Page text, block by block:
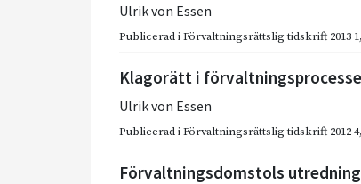
Ulrik von Essen
Publicerad iFörvaltningsrättslig tidskrift 2013 1,
Klagorätt i
Ulrik von Essen
Publicerad iFörvaltningsrättslig tidskrift 2012 4,
Förvaltningsdomstols